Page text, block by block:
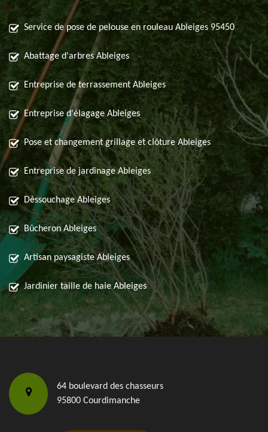
Service de pose de pelouse en rouleau Ableiges 95450
Abattage d'arbres Ableiges
Entreprise de terrassement Ableiges
Entreprise d'élagage Ableiges
Pose et changement grillage et clôture Ableiges
Entreprise de jardinage Ableiges
Déssouchage Ableiges
Bûcheron Ableiges
Artisan paysagiste Ableiges
Jardinier taille de haie Ableiges
64 boulevard des chasseurs
95800 Courdimanche